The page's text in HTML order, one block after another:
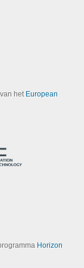
het European
Horizon